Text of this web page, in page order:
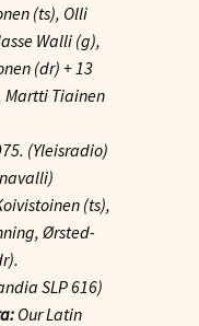
(ts), Olli
Walli (g),
(dr) + 13
Martti Tiainen
(Yleisradio)
(ts),
Ørsted-
SLP 616)
Our Latin